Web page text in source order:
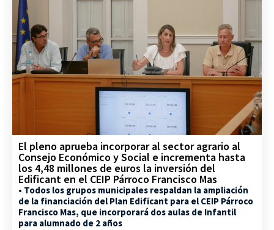
El pleno aprueba incorporar al sector agrario al
Consejo Económico y Social e incrementa hasta
los 4,48 millones de euros la inversión del
Edificant en el CEIP Párroco Francisco Mas
• Todos los grupos municipales respaldan la ampliación
de la financiación del Plan Edificant para el CEIP Párroco
Francisco Mas, que incorporará dos aulas de Infantil
para alumnado de 2 años